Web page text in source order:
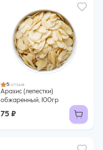
5 1 отзыв
Арахис (лепестки)
обжаренный, 100гр
75 ₽